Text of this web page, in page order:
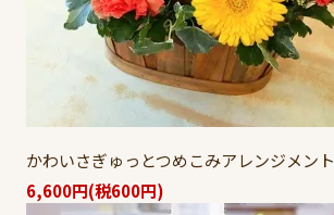
かわいさぎゅっとつめこみアレンジメント
6,600円(税600円)